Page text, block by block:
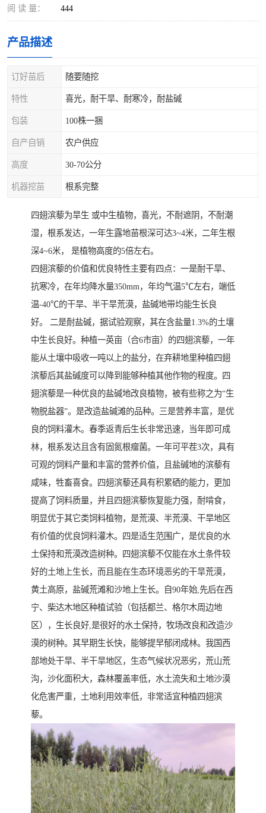
阅 读 量： 444
产品描述
订好苗后 随要随挖
特性 喜光，耐干旱、耐寒冷，耐盐碱
包装 100株一捆
自产自销 农户供应
高度 30-70公分
机器挖苗 根系完整
四翅滨藜为旱生 或中生植物，喜光，不耐遮阴，不耐潮
湿，根系发达，一年生露地苗根深可达3~4米，二年生根
深4~6米， 是植物高度的5倍左右。
四翅滨藜的价值和优良特性主要有四点：一是耐干旱、
抗寒冷，在年均降水量350mm，年均气温5℃左右，端低
温-40℃的干旱、半干旱荒漠，盐碱地带均能生长良
好。 二是耐盐碱，据试验观察，其在含盐量1.3%的土壤
中生长良好。种植一英亩（合6市亩）的四翅滨藜，一年
能从土壤中吸收一吨以上的盐分，在弃耕地里种植四翅
滨藜后其盐碱度可以降到能够种植其他作物的程度。四
翅滨藜是一种优良的盐碱地改良植物，被有些称之为“生
物脱盐器”。是改造盐碱滩的品种。三是营养丰富，是优
良的饲料灌木。春季返青后生长非常迅速，当年即可成
林，根系发达且含有固氮根瘤菌。一年可平茬3次，具有
可观的饲料产量和丰富的营养价值，且盐碱地的滨藜有
咸味，牲畜喜食。四翅滨藜还具有积累硒的能力，更加
提高了饲料质量，并且四翅滨藜恢复能力强，耐啃食，
明显优于其它类饲料植物，是荒漠、半荒漠、干旱地区
有价值的优良饲料灌木。四是适生范围广，是优良的水
土保持和荒漠改造树种。四翅滨藜不仅能在水土条件较
好的土地上生长，而且能在生态环境恶劣的干旱荒漠，
黄土高原，盐碱荒滩和沙地上生长。自90年始,先后在西
宁、柴达木地区种植试验（包括都兰、格尔木周边地
区），生长良好,是很好的水土保持，牧场改良和改造沙
漠的树种。其早期生长快，能够提早郁闭成林。我国西
部地处干旱、半干旱地区，生态气候状况恶劣，荒山荒
沟，沙化面积大，森林覆盖率低，水土流失和土地沙漠
化危害严重，土地利用效率低，非常适宜种植四翅滨
藜。